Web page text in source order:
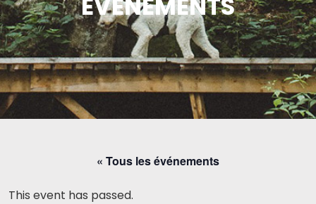
ÉVÉNEMENTS
« Tous les événements
This event has passed.